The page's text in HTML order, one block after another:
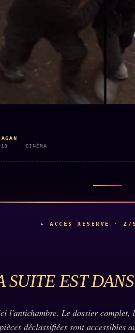
GENERIC
ARCHITECTS
Manifeste
Gossip
confirmée
Personas
Who is
qui
Words
· · CINÉMA
▸ ACCÈS RÉSERVÉ · Z/
SUITE EST
l'antichambre. Le dossier complet,
déclassifiées sont accessibles